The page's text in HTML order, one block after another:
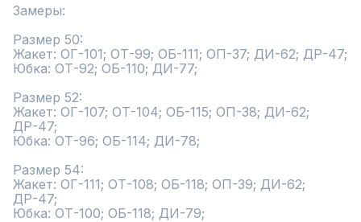
Замеры:
Размер 50:
Жакет: ОГ-101; ОТ-99; ОБ-111; ОП-37; ДИ-62; ДР-47;
Юбка: ОТ-92; ОБ-110; ДИ-77;
Размер 52:
Жакет: ОГ-107; ОТ-104; ОБ-115; ОП-38; ДИ-62;
ДР-47;
Юбка: ОТ-96; ОБ-114; ДИ-78;
Размер 54:
Жакет: ОГ-111; ОТ-108; ОБ-118; ОП-39; ДИ-62;
ДР-47;
Юбка: ОТ-100; ОБ-118; ДИ-79;